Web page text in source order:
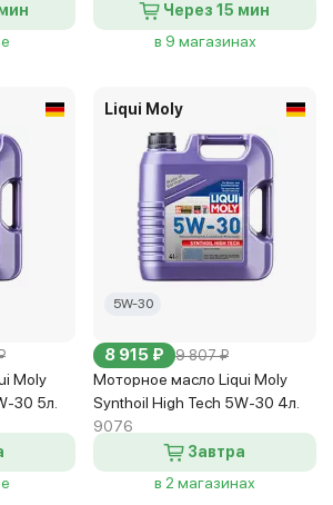
Через 15 мин
в 9 магазинах
Moly
30 5л.
Liqui Moly
5W-30
8 915 ₽ 9 807 ₽
Моторное масло Liqui Moly
Synthoil High Tech 5W-30 4л.
9076
Завтра
в 2 магазинах